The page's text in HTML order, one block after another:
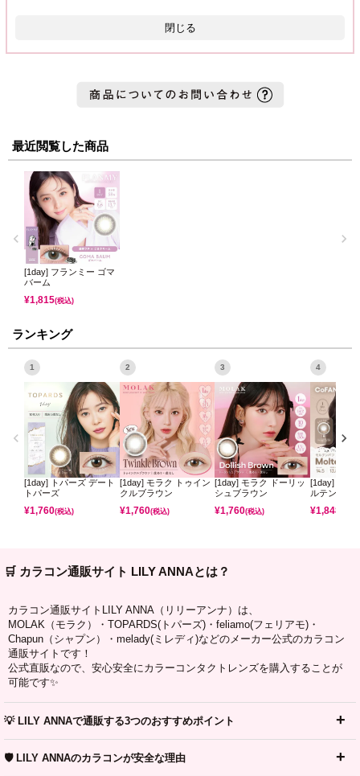
閉じる
最近閲覧した商品
[1day] フランミー ゴマ
バーム
¥1,815(税込)
ランキング
1
[1day] トパーズ デート
トパーズ
¥1,760(税込)
2
[1day] モラク トゥイン
クルブラウン
¥1,760(税込)
3
[1day] モラク ドーリッ
シュブラウン
¥1,760(税込)
4
[1day] コフ
ルテンパフ
¥1,848
🛒 カラコン通販サイト LILY ANNAとは？
カラコン通販サイトLILY ANNA（リリーアンナ）は、
MOLAK（モラク）・TOPARDS(トパーズ)・feliamo(フェリアモ)・
Chapun（シャプン）・melady(ミレディ)などのメーカー公式のカラコン
通販サイトです！
公式直販なので、安心安全にカラーコンタクトレンズを購入することが
可能です✨
💡 LILY ANNAで通販する3つのおすすめポイント
🛡️ LILY ANNAのカラコンが安全な理由